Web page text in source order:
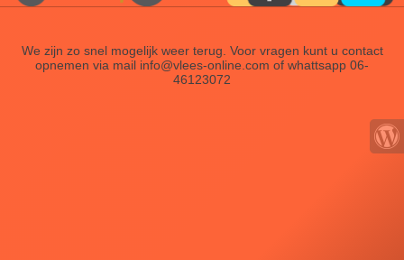
We zijn zo snel mogelijk weer terug. Voor vragen kunt u contact
opnemen via mail info@vlees-online.com of whattsapp 06-
46123072